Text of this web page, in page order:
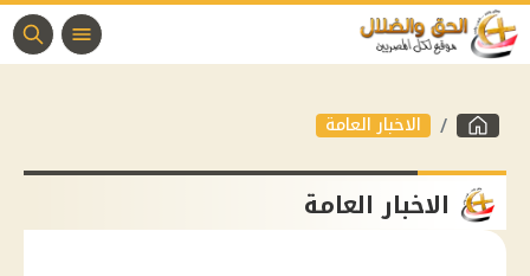
الاخبار العامة
الاخبار العامة